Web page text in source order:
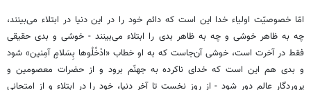
امّا خصوصیّت اولیاء خدا این است که دائم خود را در این دنیا در ابتلاء می‌بینند،
چه به ظاهر خوشی و چه به ظاهر بدی را ابتلاء می‌بینند - خوشی و بدی حقیقی
فقط در آخرت است، خوشی آن‌جاست که به او خطاب «ادْخُلُوها بِسَلامٍ آمِنين» شود
و بدی هم این است که خدای ناکرده به جهنّم برود و از حضرات معصومین و
پروردگار عالم دور شود - از روز نخست تا آخر دنیا، خود را در ابتلاء و از امتحانی